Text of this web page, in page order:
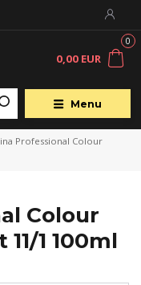
Menu
0
0,00 EUR
Professional Colour
Colour
1 100ml